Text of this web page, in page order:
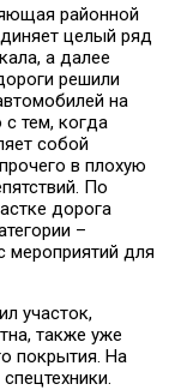
районной
целый ряд
а далее
решили
на
с тем, когда
собой
в плохую
По
дорога
–
мероприятий для
участок,
также уже
покрытия. На